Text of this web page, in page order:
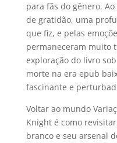
para fãs do gênero.
de gratidão, uma
que fiz, e pelas
permaneceram muito
exploração do livro
morte na era epub
fascinante e
Voltar ao mundo
Knight é como
branco e seu arsenal